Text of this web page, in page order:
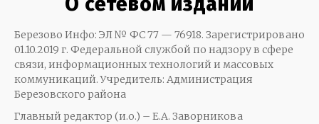
Березово Инфо: ЭЛ № ФС 77 — 76918. Зарегистрировано
01.10.2019 г. Федеральной службой по надзору в сфере
связи, информационных технологий и массовых
коммуникаций. Учредитель: Администрация
Березовского района
Главный редактор (и.о.) – Е.А. Заворникова